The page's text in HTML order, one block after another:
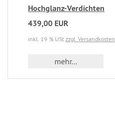
Hochglanz-Verdichten
439,00 EUR
inkl. 19 % USt zzgl. Versandkosten
mehr...